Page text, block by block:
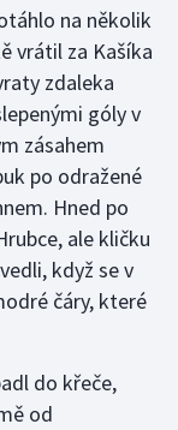
na několik
vrátil za Kašíka
zdaleka
góly v
zásahem
po odražené
Hned po
ale kličku
když se v
čáry, které
do křeče,
od